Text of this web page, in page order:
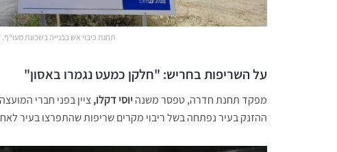
תחנת כיבוי אש בבנייה בשכונת מעו"ף.
על השריפות בחריש: "חלקן כמעט נגמרו באסון"
מפקד תחנת חדרה, טפסר משנהיוסי דקלו,ציין בפני חברי
ההזנק בעיר נפתחה בשל ריבוי מקרים שריפות שהתפרצו בעיר